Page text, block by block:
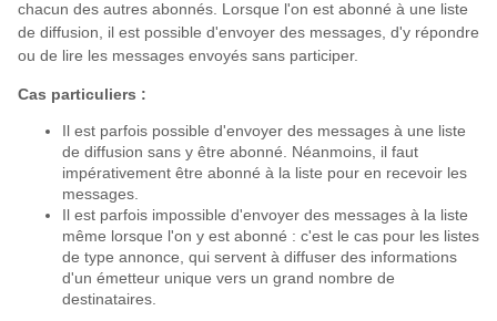
chacun des autres abonnés. Lorsque l'on est abonné à une liste
de diffusion, il est possible d'envoyer des messages, d'y répondre
ou de lire les messages envoyés sans participer.
Cas particuliers :
Il est parfois possible d'envoyer des messages à une liste
de diffusion sans y être abonné. Néanmoins, il faut
impérativement être abonné à la liste pour en recevoir les
messages.
Il est parfois impossible d'envoyer des messages à la liste
même lorsque l'on y est abonné : c'est le cas pour les listes
de type annonce, qui servent à diffuser des informations
d'un émetteur unique vers un grand nombre de
destinataires.